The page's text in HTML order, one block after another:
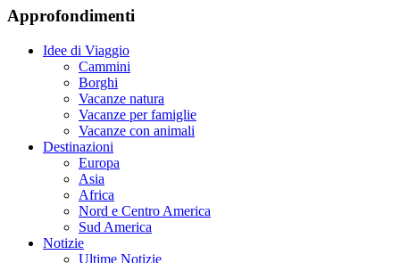
Approfondimenti
Idee di Viaggio
Cammini
Borghi
Vacanze natura
Vacanze per famiglie
Vacanze con animali
Destinazioni
Europa
Asia
Africa
Nord e Centro America
Sud America
Notizie
Ultime Notizie